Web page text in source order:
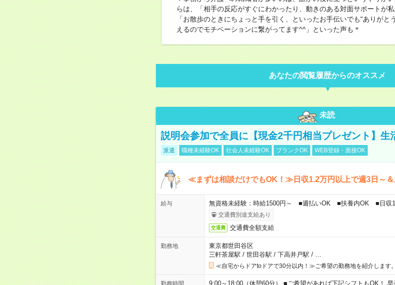
らは、「相手の反応がすぐにわかったり、動きのある対面サポートが私
「お散歩のときにちょっと手を引く、といったお手伝いでも"ありがと
えるのでモチベーションに繋がってます^^」といった声も＊
あなたの閲覧履歴からのオススメ
未読
説明会参加で全員に【現金2千円相当プレゼント】生
派遣 職種未経験OK 社会人未経験OK ブランクOK WEB登録・面接OK
≪まずは相談だけでもOK！≫日収1.2万円以上で週3日～＆
給与 無資格未経験：時給1500円～ ■週払いOK ■扶養内OK ■日収1
交通費別途支給あり
交通費 交通費全額支給
勤務地
東京都世田谷区
三軒茶屋駅 / 世田谷駅 / 下高井戸駅 /
≪自宅からドアtoドアで30分以内！≫ご希望の勤務地を紹介します。
勤務時間
9:00～18:00（休憩60分） ■ご希望があれば下記シフトもOK！